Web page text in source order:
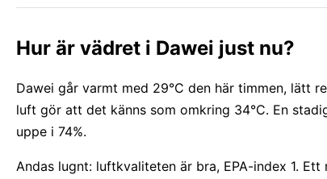
Hur är vädret i Dawei just nu?
Dawei går varmt med 29°C den här timmen, lätt
luft gör att det känns som omkring 34°C. En
uppe i 74%.
Andas lugnt: luftkvaliteten är bra, EPA-index 1.